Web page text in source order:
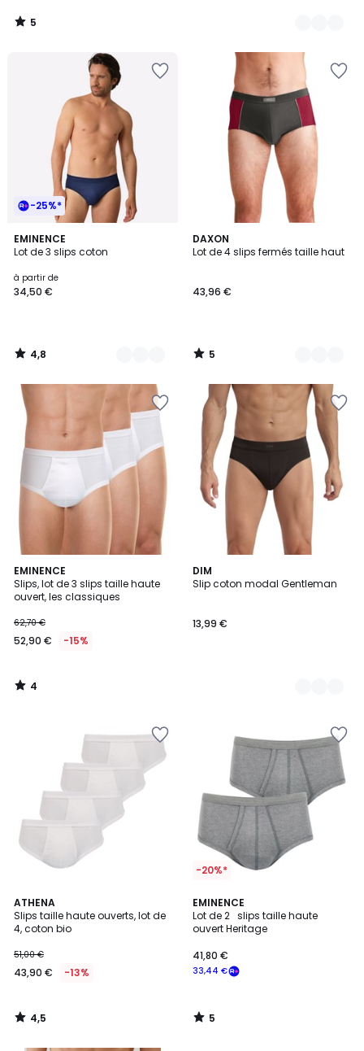
5
/
-25%*
EMINENCE
Lot de 3 slips coton
à partir de
34,50 €
4,8
/ 5
4
Couleurs
4,8
/
DAXON
Lot de 4 slips fermés taille haut
43,96 €
5
/
3
Couleurs
5
/
EMINENCE
Slips, lot de 3 slips taille haute
ouvert, les classiques
62,70 €
52,90 € -15%
4
/
5
4
/
DIM
Slip coton modal Gentleman
13,99 €
2
Couleurs
ATHENA
Slips taille haute ouverts, lot de
4, coton bio
51,00 €
43,90 € -13%
4,5
/ 5
4,5
/
-20%*
EMINENCE
Lot de 2 slips taille haute
ouvert Heritage
33,44 €
41,80 €
5
/
5
5
/